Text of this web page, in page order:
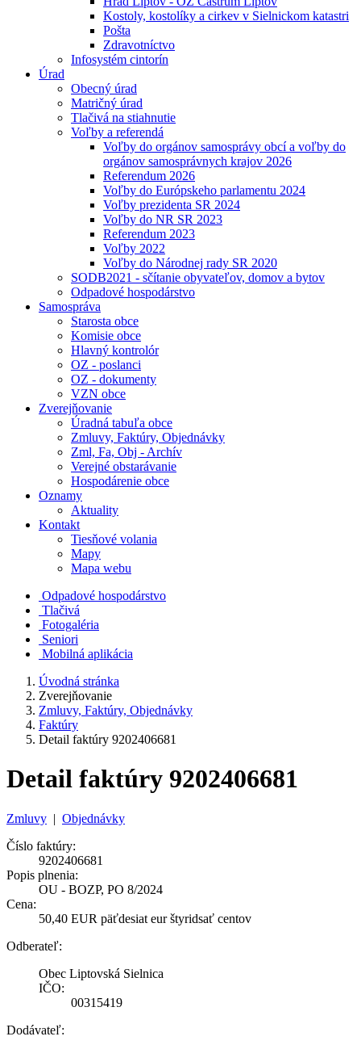
Kostoly, kostolíky a cirkev v Sielnickom katastri
Pošta
Zdravotníctvo
Infosystém cintorín
Úrad
Obecný úrad
Matričný úrad
Tlačivá na stiahnutie
Voľby a referendá
Voľby do orgánov samosprávy obcí a voľby do
orgánov samosprávnych krajov 2026
Referendum 2026
Voľby do Európskeho parlamentu 2024
Voľby prezidenta SR 2024
Voľby do NR SR 2023
Referendum 2023
Voľby 2022
Voľby do Národnej rady SR 2020
SODB2021 - sčítanie obyvateľov, domov a bytov
Odpadové hospodárstvo
Samospráva
Starosta obce
Komisie obce
Hlavný kontrolór
OZ - poslanci
OZ - dokumenty
VZN obce
Zverejňovanie
Úradná tabuľa obce
Zmluvy, Faktúry, Objednávky
Zml, Fa, Obj - Archív
Verejné obstarávanie
Hospodárenie obce
Oznamy
Aktuality
Kontakt
Tiesňové volania
Mapy
Mapa webu
Odpadové hospodárstvo
Tlačivá
Fotogaléria
Seniori
Mobilná aplikácia
Úvodná stránka
Zverejňovanie
Zmluvy, Faktúry, Objednávky
Faktúry
Detail faktúry 9202406681
Detail faktúry 9202406681
Zmluvy | Objednávky
Číslo faktúry:
9202406681
Popis plnenia:
OU - BOZP, PO 8/2024
Cena:
50,40 EUR päťdesiat eur štyridsať centov
Odberateľ:
Obec Liptovská Sielnica
IČO:
00315419
Dodávateľ: